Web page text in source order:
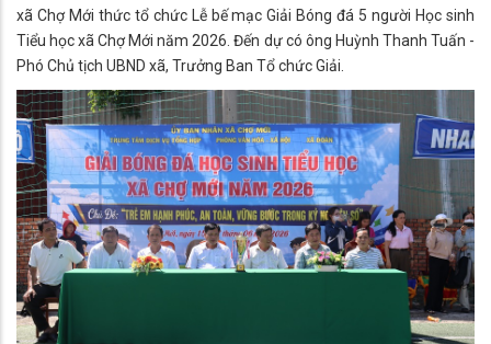
xã Chợ Mới thức tổ chức Lễ bế mạc Giải Bóng đá 5 người Học sinh
Tiểu học xã Chợ Mới năm 2026. Đến dự có ông Huỳnh Thanh Tuấn -
Phó Chủ tịch UBND xã, Trưởng Ban Tổ chức Giải.